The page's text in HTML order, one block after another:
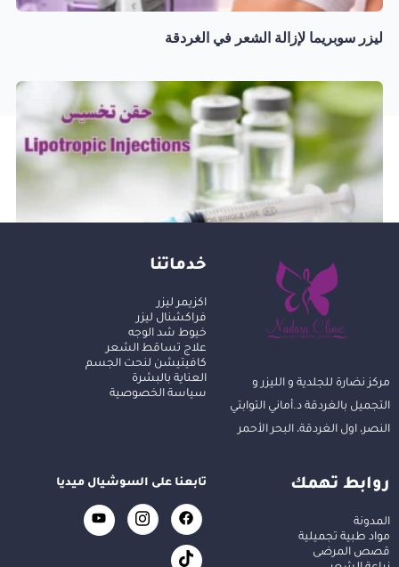
ليزر سوبريما لإزالة الشعر في الغردقة
حقن تخسيس في الغردقة
مركز نضارة للجلدية و الليزر و
التجميل بالغردقة د.أماني التوابتي
النصر، اول الغردقة، البحر الأحمر
خدماتنا
اكزيمر ليزر
فراكشنال ليزر
خيوط شد الوجه
علاج تساقط الشعر
كافيتيشن لنحت الجسم
العناية بالبشرة
سياسة الخصوصية
روابط تهمك
المدونة
مواد طبية تجميلية
قصص المرضى
تابعنا على السوشيال ميديا